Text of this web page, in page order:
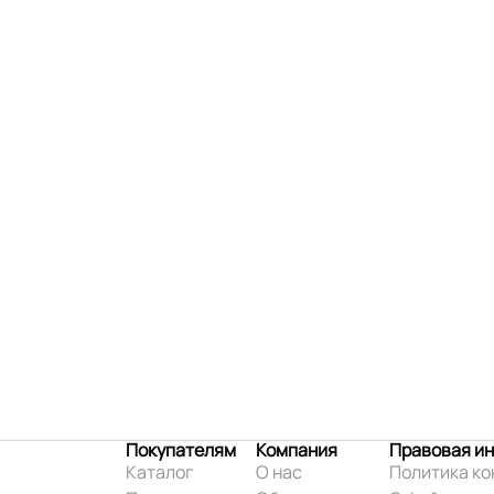
Покупателям
Каталог
Компания
О нас
Правовая
Политика